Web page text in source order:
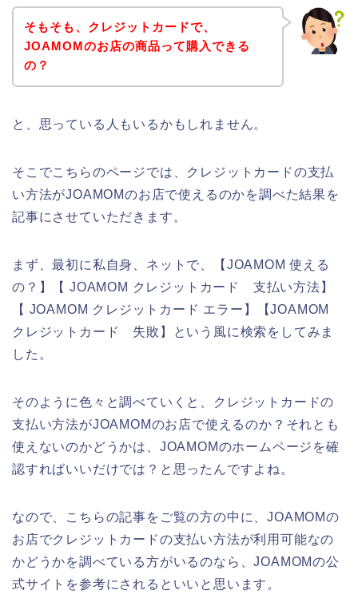
そもそも、クレジットカードで、
JOAMOMのお店の商品って購入できる
の？
と、思っている人もいるかもしれません。
そこでこちらのページでは、クレジットカードの支払
い方法がJOAMOMのお店で使えるのかを調べた結果を
記事にさせていただきます。
まず、最初に私自身、ネットで、【JOAMOM 使える
の？】【 JOAMOM クレジットカード 支払い方法】
【 JOAMOM クレジットカード エラー】【JOAMOM
クレジットカード 失敗】という風に検索をしてみま
した。
そのように色々と調べていくと、クレジットカードの
支払い方法がJOAMOMのお店で使えるのか？それとも
使えないのかどうかは、JOAMOMのホームページを確
認すればいいだけでは？と思ったんですよね。
なので、こちらの記事をご覧の方の中に、JOAMOMの
お店でクレジットカードの支払い方法が利用可能なの
かどうかを調べている方がいるのなら、JOAMOMの公
式サイトを参考にされるといいと思います。